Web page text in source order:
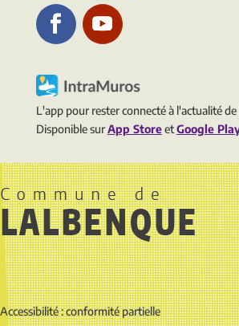
L'app pour rester connecté à l'actualité
Disponible surApp StoreetGoogle
Accessibilité : conformité partielle